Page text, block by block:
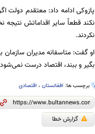
پازوکی ادامه داد: معتقدم دولت
نکند قطعاً سایر اقداماتش
نکردند.
او گفت: متاسفانه مدیران سازمان
بگیر و ببند، اقتصاد درست نمی‌شود
برچسب ها: افغانستان، اقتصادی
گزارش خطا